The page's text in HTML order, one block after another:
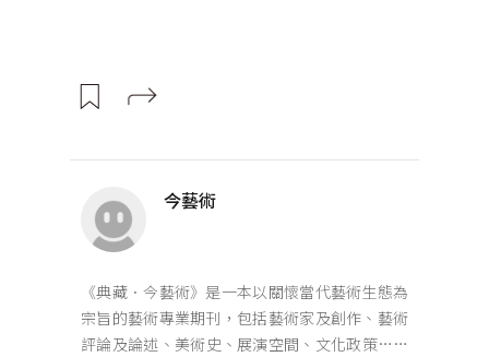
今藝術
《典藏．今藝術》是一本以關懷當代藝術生態為
宗旨的藝術專業期刊，包括藝術家及創作、藝術
評論及論述、美術史、展演空間、文化政策……